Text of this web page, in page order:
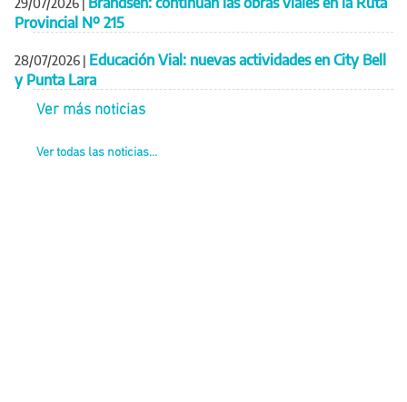
29/07/2026
Provincial Nº 215
28/07/2026 | Educación Vial: nuevas actividades en City Bell
y Punta Lara
Ver más noticias
Ver todas las noticias...